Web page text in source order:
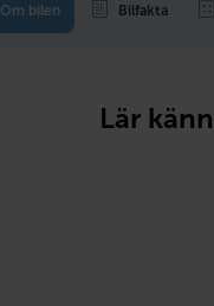
Om bilen Bilfakta
Lär